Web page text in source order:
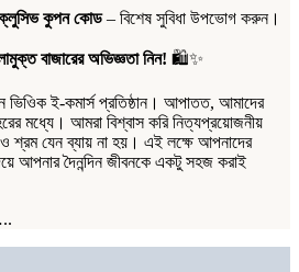
কুপন কোড– বিশেষ সুবিধা উপভোগ করুন।
বাজারের অভিজ্ঞতা নিন! 🛍️✨
ই-কমার্স প্রতিষ্ঠান। আপাতত, আমাদের
মধ্যে। আমরা বিশ্বাস করি নিত্যপ্রয়োজনীয়
যেন ব্যায় না হয়। এই লক্ষে আপনাদের
আপনার দৈনন্দিন জীবনকে একটু সহজ করাই